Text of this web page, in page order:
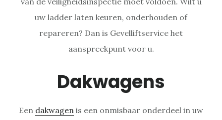
uw ladder laten keuren, onderhouden of
repareren? Dan is Gevelliftservice het
aanspreekpunt voor u.
Dakwagens
Een dakwagen is een onmisbaar onderdeel in uw